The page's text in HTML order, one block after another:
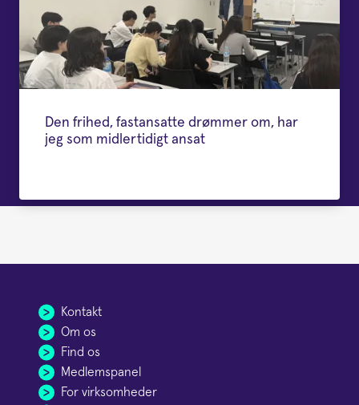
Den frihed, fastansatte drømmer om, har
jeg som midlertidigt ansat
Kontakt
Om os
Find os
Medlemspanel
For virksomheder